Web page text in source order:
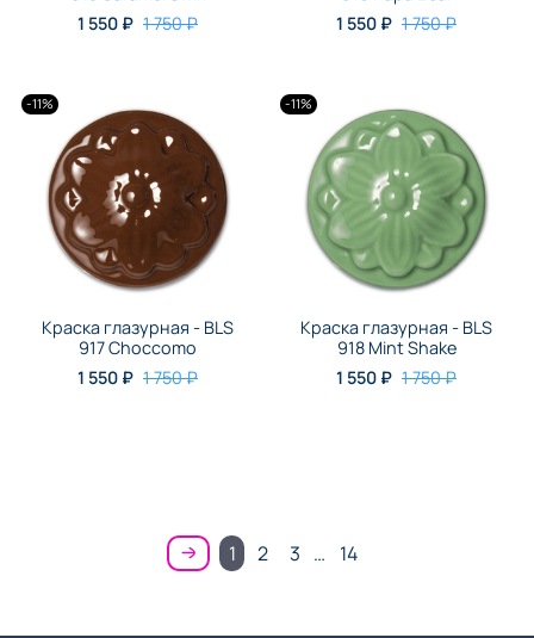
1 550 ₽ 1 750 ₽
1 550 ₽ 1 750 ₽
-11%
Краска глазурная - BLS
917 Choccomo
1 550 ₽ 1 750 ₽
-11%
Краска глазурная - BLS
918 Mint Shake
1 550 ₽ 1 750 ₽
1 2 3 … 14